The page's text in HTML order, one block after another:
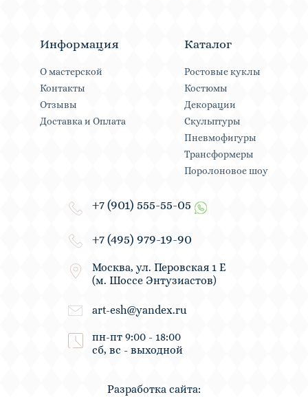
Информация
О мастерской
Контакты
Отзывы
Доставка и Оплата
Каталог
Ростовые куклы
Костюмы
Декорации
Скульптуры
Пневмофигуры
Трансформеры
Поролоновое шоу
+7 (901) 555-55-05
+7 (495) 979-19-90
Москва, ул. Перовская 1 Е
(м. Шоссе Энтузиастов)
art-esh@yandex.ru
пн-пт 9:00 - 18:00
сб, вс - выходной
Разработка сайта: